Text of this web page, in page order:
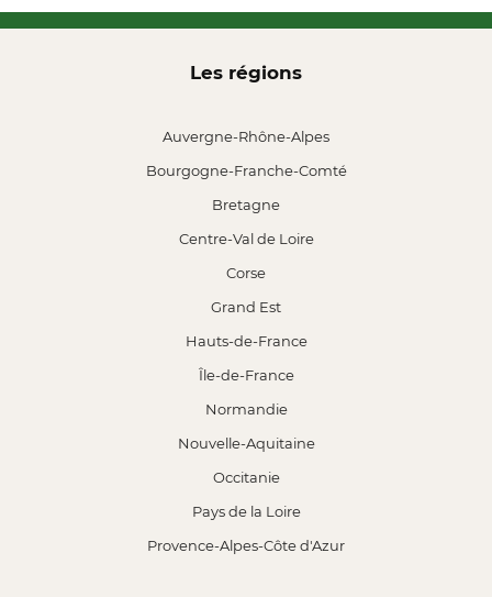
Les régions
Auvergne-Rhône-Alpes
Bourgogne-Franche-Comté
Bretagne
Centre-Val de Loire
Corse
Grand Est
Hauts-de-France
Île-de-France
Normandie
Nouvelle-Aquitaine
Occitanie
Pays de la Loire
Provence-Alpes-Côte d'Azur